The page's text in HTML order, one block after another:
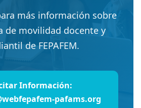
más información sobre
de movilidad docente y
de FEPAFEM.
Información:
pafams.org